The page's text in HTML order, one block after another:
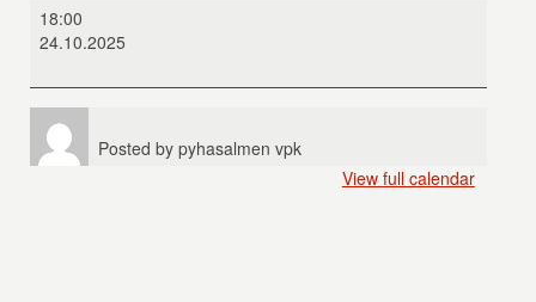
isä
osaa
18:00
24.10.2025
Posted by pyhasalmen vpk
View full calendar